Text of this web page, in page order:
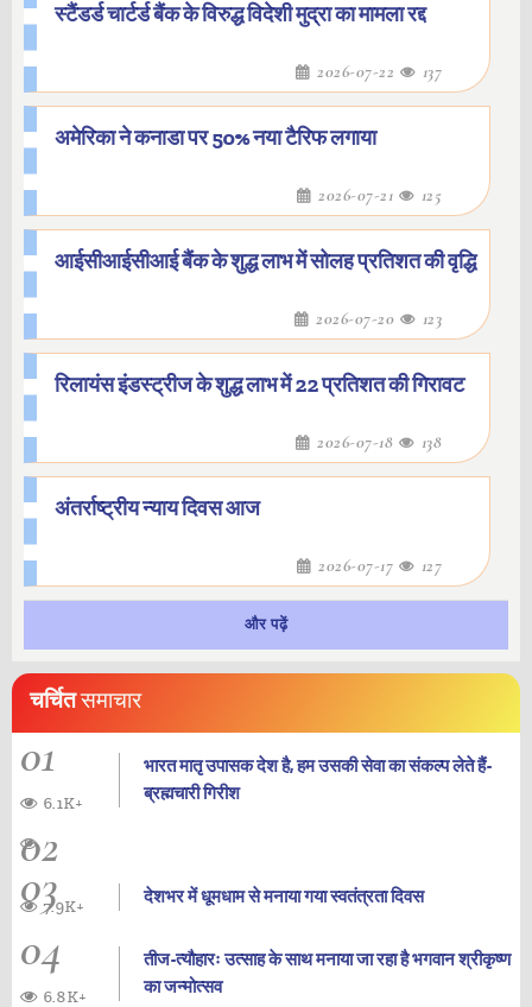
स्टैंडर्ड चार्टर्ड बैंक के विरुद्ध विदेशी मुद्रा का मामला रद्द
2026-07-22 137
अमेरिका ने कनाडा पर 50% नया टैरिफ लगाया
2026-07-21 125
आईसीआईसीआई बैंक के शुद्ध लाभ में सोलह प्रतिशत की वृद्धि
2026-07-20 123
रिलायंस इंडस्ट्रीज के शुद्ध लाभ में 22 प्रतिशत की गिरावट
2026-07-18 138
अंतर्राष्ट्रीय न्याय दिवस आज
2026-07-17 127
और पढ़ें
चर्चितसमाचार
01
भारत मातृ उपासक देश है, हम उसकी सेवा का संकल्प लेते हैं-
ब्रह्मचारी गिरीश
6.1K+
02
03 देशभर में धूमधाम से मनाया गया स्वतंत्रता दिवस
7.9K+
04
तीज-त्यौहारः उत्साह के साथ मनाया जा रहा है भगवान श्रीकृष्ण
का जन्‍मोत्‍सव
6.8K+